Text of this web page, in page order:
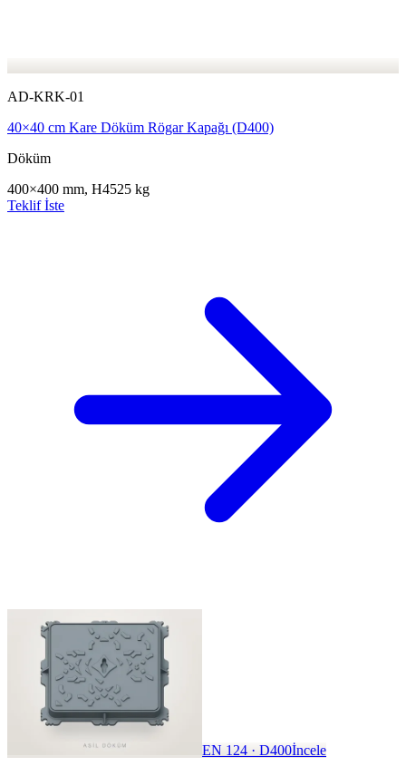
AD-KRK-01
40×40 cm Kare Döküm Rögar Kapağı (D400)
Döküm
400×400 mm, H4525 kg
Teklif İste
EN 124 · D400İncele